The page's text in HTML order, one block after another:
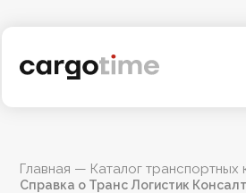
Главная — Каталог транспортных
Справка о Транс Логистик Консалт